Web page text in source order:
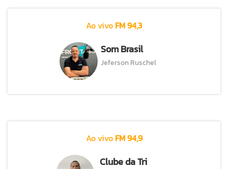
Ao vivo FM 94,3
Som Brasil
Jeferson Ruschel
Ao vivo FM 94,9
Clube da Tri